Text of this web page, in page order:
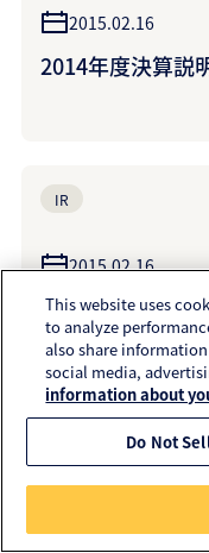
2015.02.16
2014年度決算説
IR
2015.02.16
平成26年12月期
結）
2015.02.12
This website uses
to analyze
also share
social media,
information about
Do Not